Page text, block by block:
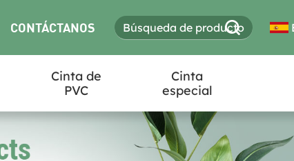
CONTÁCTANOS
Cinta de
PVC
Cinta
especial